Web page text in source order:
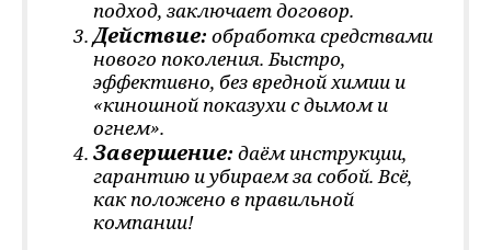
подход, заключает договор.
Действие: обработка средствами
нового поколения. Быстро,
эффективно, без вредной химии и
«киношной показухи с дымом и
огнем».
Завершение: даём инструкции,
гарантию и убираем за собой. Всё,
как положено в правильной
компании!